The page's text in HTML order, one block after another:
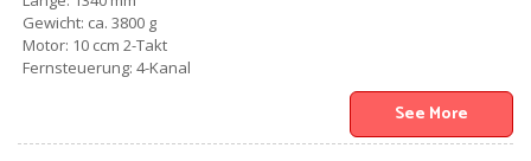
Gewicht: ca. 3800 g
Motor: 10 ccm 2-Takt
Fernsteuerung: 4-Kanal
See More